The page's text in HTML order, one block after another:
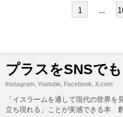
1 ...
プラスをSNSでも
Instagram, Youtube, Facebook, X.com
「イスラームを通して現代の世界を
立ち現れる」ことが実感できる本